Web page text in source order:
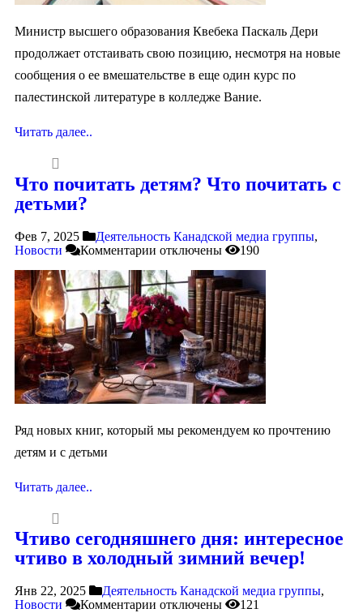
Министр высшего образования Квебека Паскаль Дери
продолжает отстаивать свою позицию, несмотря на новые
сообщения о ее вмешательстве в еще один курс по
палестинской литературе в колледже Вание.
Читать далее..
Что почитать детям? Что почитать с
детьми?
Фев 7, 2025 Деятельность Канадской медиа группы,
Новости
Комментарии отключены 190
Ряд новых книг, который мы рекомендуем ко прочтению
детям и с детьми
Читать далее..
Чтиво сегодняшнего дня: интересное
чтиво в холодный зимний вечер!
Янв 22, 2025 Деятельность Канадской медиа группы,
Новости
Комментарии отключены 121